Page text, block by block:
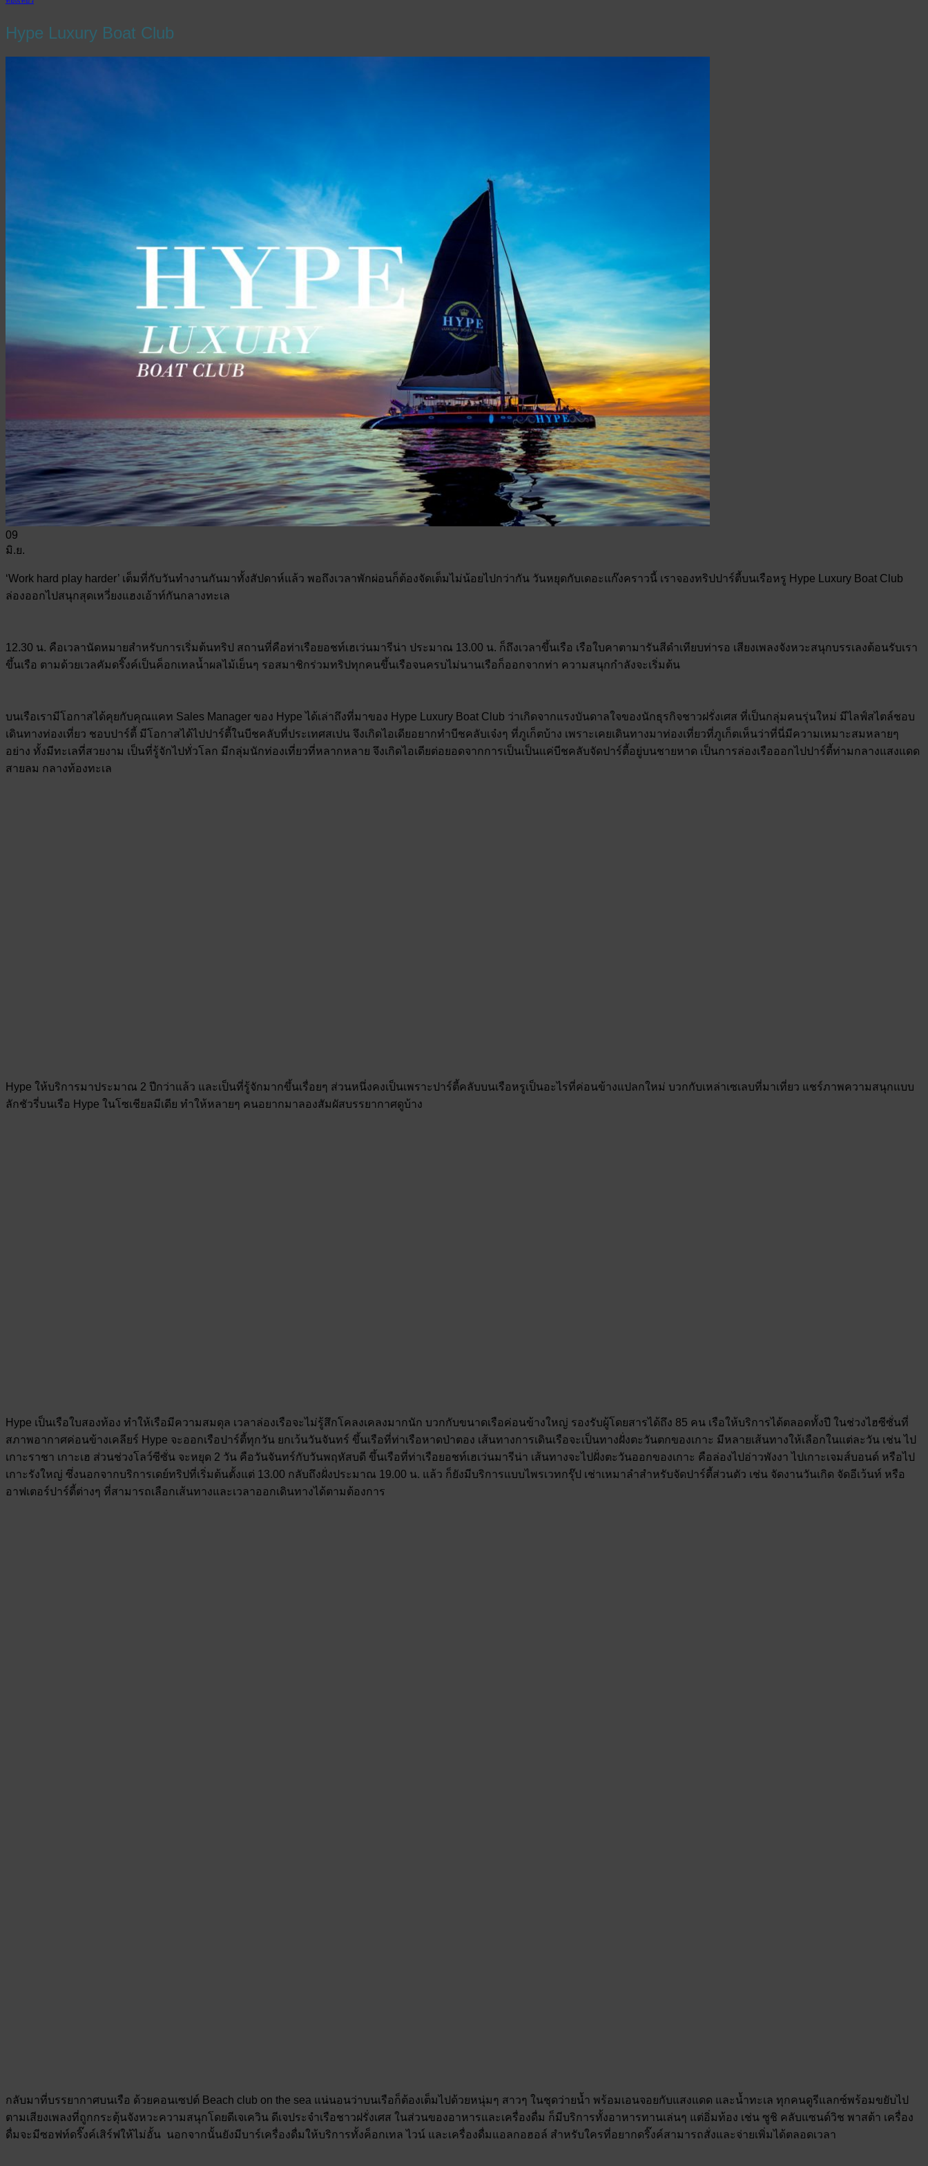
Hype Luxury Boat Club
09
มิ.ย.
‘Work hard play harder’ เต็มที่กับวันทำงานกันมาทั้งสัปดาห์แล้ว พอถึงเวลาพักผ่อนก็ต้องจัดเต็มไม่น้อยไปกว่ากัน วันหยุดกับเดอะแก๊งคราวนี้ เราจองทริปปาร์ตี้บนเรือหรู Hype Luxury Boat Club
ล่องออกไปสนุกสุดเหวี่ยงแฮงเอ้าท์กันกลางทะเล
12.30 น. คือเวลานัดหมายสำหรับการเริ่มต้นทริป สถานที่คือท่าเรือยอชท์เฮเว่นมารีน่า ประมาณ 13.00 น. ก็ถึงเวลาขึ้นเรือ เรือใบคาตามารันสีดำเทียบท่ารอ เสียงเพลงจังหวะสนุกบรรเลงต้อนรับเรา
ขึ้นเรือ ตามด้วยเวลคัมดริ๊งค์เป็นค็อกเทลน้ำผลไม้เย็นๆ รอสมาชิกร่วมทริปทุกคนขึ้นเรือจนครบไม่นานเรือก็ออกจากท่า ความสนุกกำลังจะเริ่มต้น
บนเรือเรามีโอกาสได้คุยกับคุณแคท Sales Manager ของ Hype ได้เล่าถึงที่มาของ Hype Luxury Boat Club ว่าเกิดจากแรงบันดาลใจของนักธุรกิจชาวฝรั่งเศส ที่เป็นกลุ่มคนรุ่นใหม่ มีไลฟ์สไตล์ชอบ
เดินทางท่องเที่ยว ชอบปาร์ตี้ มีโอกาสได้ไปปาร์ตี้ในบีชคลับที่ประเทศสเปน จึงเกิดไอเดียอยากทำบีชคลับเจ๋งๆ ที่ภูเก็ตบ้าง เพราะเคยเดินทางมาท่องเที่ยวที่ภูเก็ตเห็นว่าที่นี่มีความเหมาะสมหลายๆ
อย่าง ทั้งมีทะเลที่สวยงาม เป็นที่รู้จักไปทั่วโลก มีกลุ่มนักท่องเที่ยวที่หลากหลาย จึงเกิดไอเดียต่อยอดจากการเป็นเป็นแค่บีชคลับจัดปาร์ตี้อยู่บนชายหาด เป็นการล่องเรือออกไปปาร์ตี้ท่ามกลางแสงแดด
สายลม กลางท้องทะเล
Hype ให้บริการมาประมาณ 2 ปีกว่าแล้ว และเป็นที่รู้จักมากขึ้นเรื่อยๆ ส่วนหนึ่งคงเป็นเพราะปาร์ตี้คลับบนเรือหรูเป็นอะไรที่ค่อนข้างแปลกใหม่ บวกกับเหล่าเซเลบที่มาเที่ยว แชร์ภาพความสนุกแบบ
ลักชัวรี่บนเรือ Hype ในโซเชียลมีเดีย ทำให้หลายๆ คนอยากมาลองสัมผัสบรรยากาศดูบ้าง
Hype เป็นเรือใบสองท้อง ทำให้เรือมีความสมดุล เวลาล่องเรือจะไม่รู้สึกโคลงเคลงมากนัก บวกกับขนาดเรือค่อนข้างใหญ่ รองรับผู้โดยสารได้ถึง 85 คน เรือให้บริการได้ตลอดทั้งปี ในช่วงไฮซีซั่นที่
สภาพอากาศค่อนข้างเคลียร์ Hype จะออกเรือปาร์ตี้ทุกวัน ยกเว้นวันจันทร์ ขึ้นเรือที่ท่าเรือหาดป่าตอง เส้นทางการเดินเรือจะเป็นทางฝั่งตะวันตกของเกาะ มีหลายเส้นทางให้เลือกในแต่ละวัน เช่น ไป
เกาะราชา เกาะเฮ ส่วนช่วงโลว์ซีซั่น จะหยุด 2 วัน คือวันจันทร์กับวันพฤหัสบดี ขึ้นเรือที่ท่าเรือยอชท์เฮเว่นมารีน่า เส้นทางจะไปฝั่งตะวันออกของเกาะ คือล่องไปอ่าวพังงา ไปเกาะเจมส์บอนด์ หรือไป
เกาะรังใหญ่ ซึ่งนอกจากบริการเดย์ทริปที่เริ่มต้นตั้งแต่ 13.00 กลับถึงฝั่งประมาณ 19.00 น. แล้ว ก็ยังมีบริการแบบไพรเวทกรุ๊ป เช่าเหมาลำสำหรับจัดปาร์ตี้ส่วนตัว เช่น จัดงานวันเกิด จัดอีเว้นท์ หรือ
อาฟเตอร์ปาร์ตี้ต่างๆ ที่สามารถเลือกเส้นทางและเวลาออกเดินทางได้ตามต้องการ
กลับมาที่บรรยากาศบนเรือ ด้วยคอนเซปต์ Beach club on the sea แน่นอนว่าบนเรือก็ต้องเต็มไปด้วยหนุ่มๆ สาวๆ ในชุดว่ายน้ำ พร้อมเอนจอยกับแสงแดด และน้ำทะเล ทุกคนดูรีแลกซ์พร้อมขยับไป
ตามเสียงเพลงที่ถูกกระตุ้นจังหวะความสนุกโดยดีเจเควิน ดีเจประจำเรือชาวฝรั่งเศส ในส่วนของอาหารและเครื่องดื่ม ก็มีบริการทั้งอาหารทานเล่นๆ แต่อิ่มท้อง เช่น ซูชิ คลับแซนด์วิช พาสต้า เครื่อง
ดื่มจะมีซอฟท์ดริ๊งค์เสิร์ฟให้ไม่อั้น นอกจากนั้นยังมีบาร์เครื่องดื่มให้บริการทั้งค็อกเทล ไวน์ และเครื่องดื่มแอลกอฮอล์ สำหรับใครที่อยากดริ๊งค์สามารถสั่งและจ่ายเพิ่มได้ตลอดเวลา